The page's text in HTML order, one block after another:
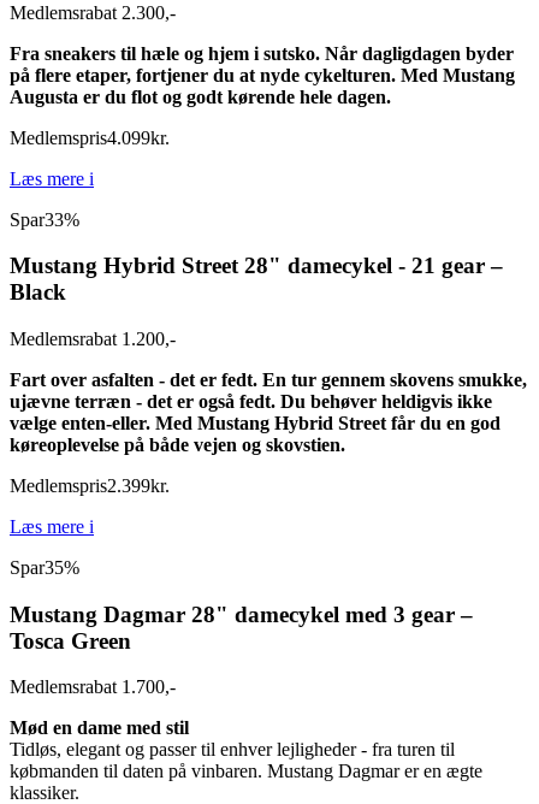
Medlemsrabat 2.300,-
Fra sneakers til hæle og hjem i sutsko. Når dagligdagen byder
på flere etaper, fortjener du at nyde cykelturen. Med Mustang
Augusta er du flot og godt kørende hele dagen.
Medlemspris4.099kr.
Læs mere i
Spar33%
Mustang Hybrid Street 28" damecykel - 21 gear –
Black
Medlemsrabat 1.200,-
Fart over asfalten - det er fedt. En tur gennem skovens smukke,
ujævne terræn - det er også fedt. Du behøver heldigvis ikke
vælge enten-eller. Med Mustang Hybrid Street får du en god
køreoplevelse på både vejen og skovstien.
Medlemspris2.399kr.
Læs mere i
Spar35%
Mustang Dagmar 28" damecykel med 3 gear –
Tosca Green
Medlemsrabat 1.700,-
Mød en dame med stil
Tidløs, elegant og passer til enhver lejligheder - fra turen til
købmanden til daten på vinbaren. Mustang Dagmar er en ægte
klassiker.